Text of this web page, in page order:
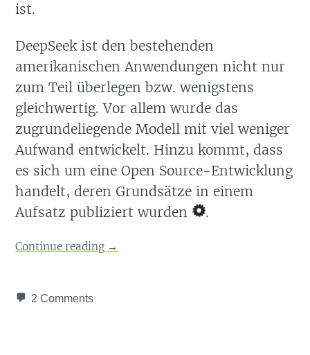
ist.
DeepSeek ist den bestehenden
amerikanischen Anwendungen nicht nur
zum Teil überlegen bzw. wenigstens
gleichwertig. Vor allem wurde das
zugrundeliegende Modell mit viel weniger
Aufwand entwickelt. Hinzu kommt, dass
es sich um eine Open Source-Entwicklung
handelt, deren Grundsätze in einem
Aufsatz publiziert wurden
.
Continue reading →
2 Comments